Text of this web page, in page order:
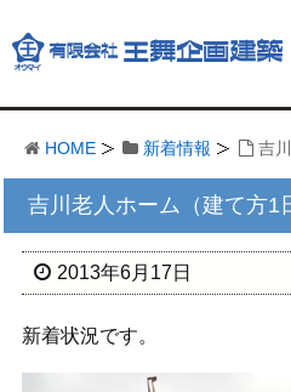
HOME 新着情報 吉
吉川老人ホーム（建て方1
2013年6月17日
新着状況です。